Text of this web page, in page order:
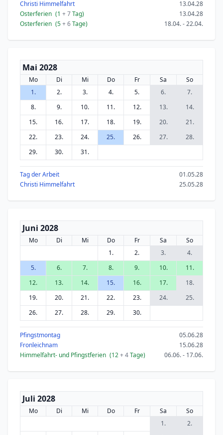
Christi Himmelfahrt
13.04.28
Osterferien (1 + 7Tag)
13.04.28
Osterferien (5+ 6Tage) 18.04. - 22.04.
Mai 2028
Mo Di Mi Do Fr Sa
So
1.
2. 3. 4. 5. 6.
7.
8.
9. 10. 11. 12. 13.
14.
15.
16. 17. 18. 19. 20.
21.
22.
23. 24. 25. 26. 27.
28.
29.
30. 31.
Tag der Arbeit
01.05.28
Christi Himmelfahrt
25.05.28
Juni 2028
Mo Di Mi Do Fr Sa
So
1.
2. 3.
4.
5.
6. 7. 8. 9. 10.
11.
12.
13. 14. 15. 16. 17.
18.
19.
20. 21. 22. 23. 24.
25.
26.
27. 28. 29. 30.
Pfingstmontag
05.06.28
Fronleichnam
15.06.28
Himmelfahrt- und Pfingstferien (12+ 4Tage) 06.06. - 17.06.
Juli 2028
Mo Di Mi Do Fr Sa
So
1.
2.